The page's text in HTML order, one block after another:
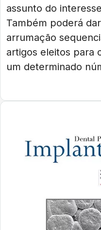
assunto do
Também poderá
arrumação
artigos eleitos para
um determinado